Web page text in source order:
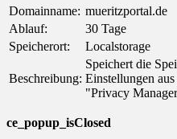
Domainname: mueritzportal.de
Ablauf:
30 Tage
Speicherort:
Localstorage
Beschreibung:
Speichert die
Einstellungen
"Privacy
ce_popup_isClosed